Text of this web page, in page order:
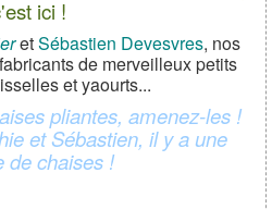
ici !
etSébastien Devesvres, nos
de merveilleux petits
et yaourts...
pliantes, amenez-les !
et Sébastien, il y a une
de chaises !